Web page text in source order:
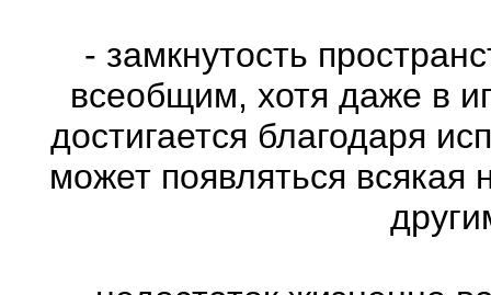
- замкнутость
всеобщим, хотя даже в
достигается благодаря
может появляться всякая